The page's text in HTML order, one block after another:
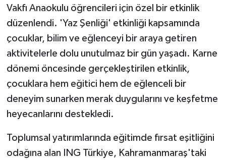
Vakfı Anaokulu öğrencileri için özel bir etkinlik
düzenlendi. 'Yaz Şenliği' etkinliği kapsamında
çocuklar, bilim ve eğlenceyi bir araya getiren
aktivitelerle dolu unutulmaz bir gün yaşadı. Karne
dönemi öncesinde gerçekleştirilen etkinlik,
çocuklara hem eğitici hem de eğlenceli bir
deneyim sunarken merak duygularını ve keşfetme
heyecanlarını destekledi.
Toplumsal yatırımlarında eğitimde fırsat eşitliğini
odağına alan ING Türkiye, Kahramanmaraş'taki
HABERDE İNSAN
İNSAN
İş Dünyası
Jandarma
KÜLTÜR SANAT